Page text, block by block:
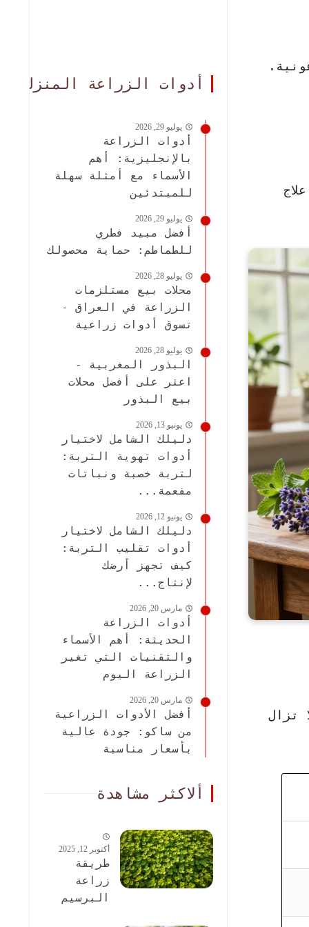
تزال
أدوات الزراعة المنزلية
يوليو 29, 2026
أدوات الزراعة
بالإنجليزية: أهم
الأسماء مع أمثلة سهلة
للمبتدئين
يوليو 29, 2026
أفضل مبيد فطري
للطماطم: حماية محصولك
يوليو 28, 2026
محلات بيع مستلزمات
الزراعة في العراق -
تسوق أدوات زراعية
يوليو 28, 2026
البذور المغربية -
اعثر على أفضل محلات
بيع البذور
يونيو 13, 2026
دليلك الشامل لاختيار
أدوات تهوية التربة:
لتربة خصبة ونباتات
مفعمة...
يونيو 12, 2026
دليلك الشامل لاختيار
أدوات تقليب التربة:
كيف تجهز أرضك
لإنتاج...
مارس 20, 2026
أدوات الزراعة
الحديثة: أهم الأسماء
والتقنيات التي تغير
الزراعة اليوم
مارس 20, 2026
أفضل الأدوات الزراعية
من ساكو: جودة عالية
بأسعار مناسبة
ألاكثر مشاهدة
أكتوبر 12, 2025
طريقة
زراعة
البرسيم